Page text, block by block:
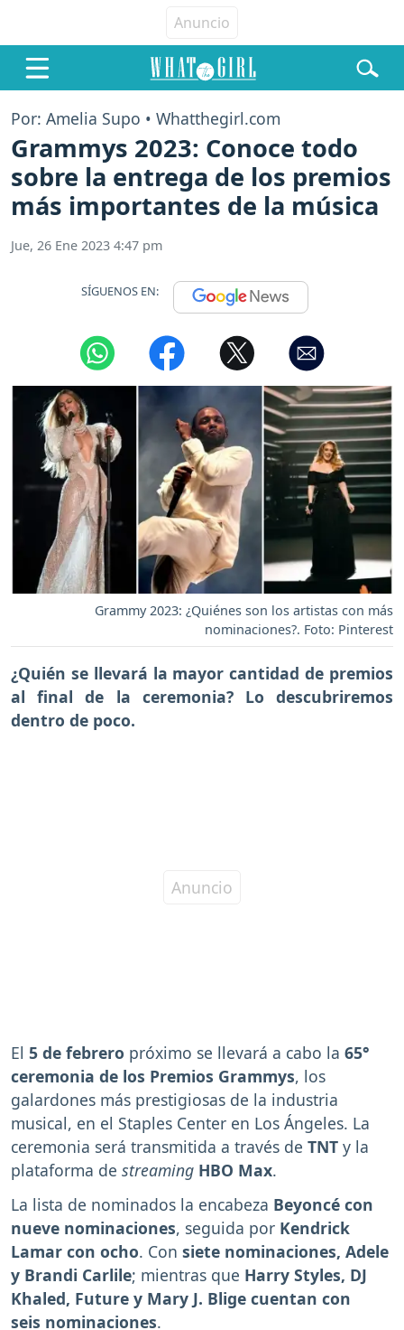
Por: Amelia Supo • Whatthegirl.com
Grammys 2023: Conoce todo
sobre la entrega de los premios
más importantes de la música
Jue, 26 Ene 2023 4:47 pm
SÍGUENOS EN:
Grammy 2023: ¿Quiénes son los artistas con más
nominaciones?. Foto: Pinterest
¿Quién se llevará la mayor cantidad de premios
al final de la ceremonia? Lo descubriremos
dentro de poco.
El 5 de febrero próximo se llevará a cabo la 65°
ceremonia de los Premios Grammys, los
galardones más prestigiosas de la industria
musical, en el Staples Center en Los Ángeles. La
ceremonia será transmitida a través de TNT y la
plataforma de streaming HBO Max.
La lista de nominados la encabeza Beyoncé con
nueve nominaciones, seguida por Kendrick
Lamar con ocho. Con siete nominaciones, Adele
y Brandi Carlile; mientras que Harry Styles, DJ
Khaled, Future y Mary J. Blige cuentan con
seis nominaciones.